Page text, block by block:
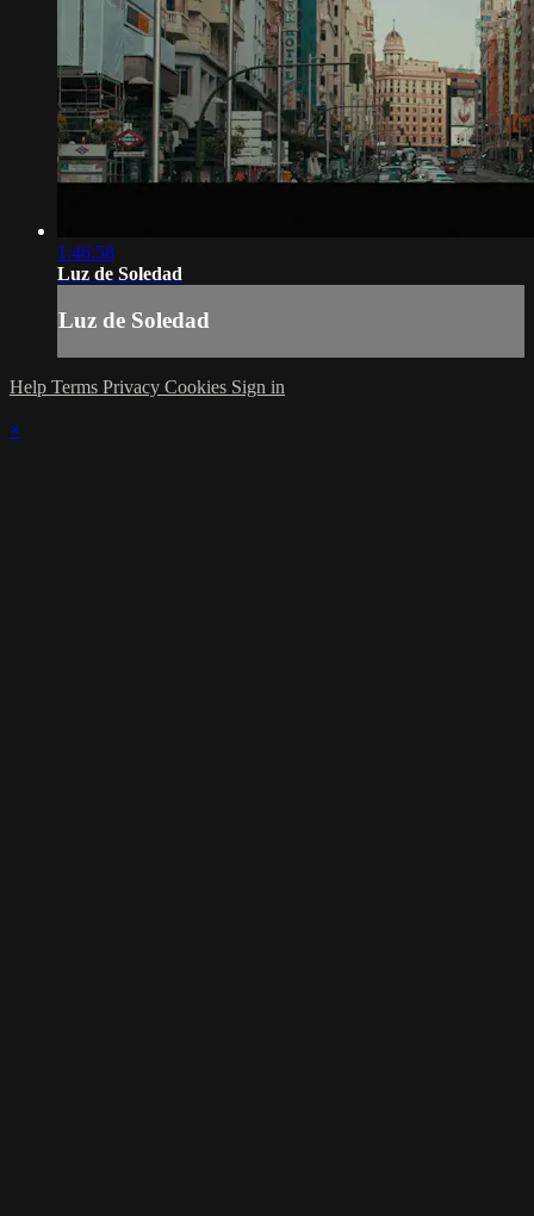
1:46:58
Luz de Soledad
Luz de Soledad
Help Terms Privacy Cookies Sign in
×